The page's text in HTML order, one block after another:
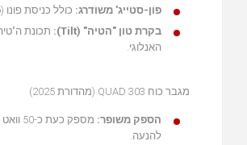
פון-סטייג' משודרג: כולל כניסת פונו (Phono) מתקדמת התומכת גם בראש MM (מגנט נע) וגם ב-MC (סליל נע) ללא צורך בכרטיסים נוספים.
בקרת טון "הטיה" (Tilt):
האנלוגי.
מגבר כוח QUAD 303 (מהדורת 2025)
הספק משופר:
להנעה.